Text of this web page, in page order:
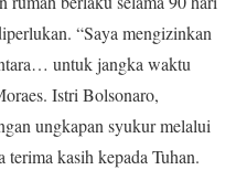
“Saya mengizinkan
untuk jangka waktu
Istri Bolsonaro,
ungkapan syukur melalui
terima kasih kepada Tuhan.